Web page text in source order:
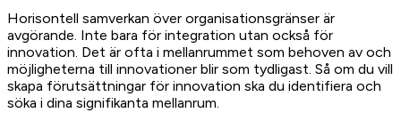
Horisontell samverkan över organisationsgränser är
avgörande. Inte bara för integration utan också för
innovation. Det är ofta i mellanrummet som behoven av och
möjligheterna till innovationer blir som tydligast. Så om du vill
skapa förutsättningar för innovation ska du identifiera och
söka i dina signifikanta mellanrum.